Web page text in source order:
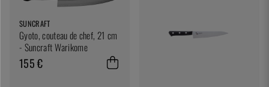
SUNCRAFT
Gyoto, couteau de chef, 21 cm
- Suncraft Warikome
155 €